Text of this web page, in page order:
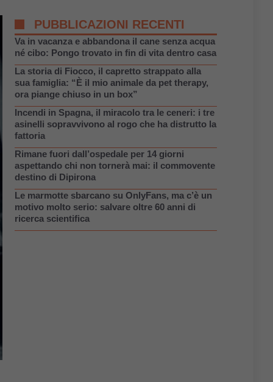
PUBBLICAZIONI RECENTI
Va in vacanza e abbandona il cane senza acqua
né cibo: Pongo trovato in fin di vita dentro casa
La storia di Fiocco, il capretto strappato alla
sua famiglia: “È il mio animale da pet therapy,
ora piange chiuso in un box”
Incendi in Spagna, il miracolo tra le ceneri: i tre
asinelli sopravvivono al rogo che ha distrutto la
fattoria
Rimane fuori dall’ospedale per 14 giorni
aspettando chi non tornerà mai: il commovente
destino di Dipirona
Le marmotte sbarcano su OnlyFans, ma c’è un
motivo molto serio: salvare oltre 60 anni di
ricerca scientifica